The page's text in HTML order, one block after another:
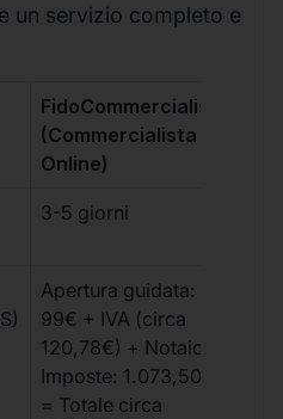
un servizio completo e
FidoCommercialista
(Commercialista
Online)
3-5 giorni
Apertura guidata:
99€ + IVA (circa
120,78€) + Notaio e
Imposte: 1.073,50€
= Totale circa